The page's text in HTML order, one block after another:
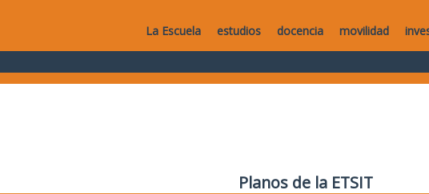
La Escuela estudios docencia movilidad
Planos de la ETSIT